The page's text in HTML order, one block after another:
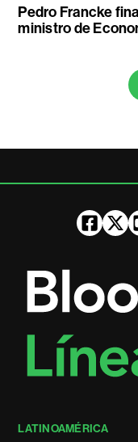
Pedro Francke
ministro de
LATINOAMÉRICA